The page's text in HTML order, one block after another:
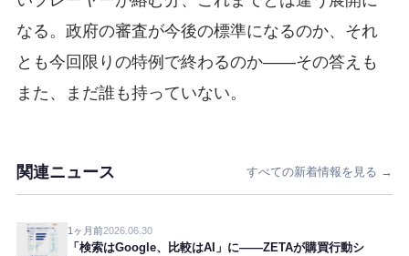
なる。政府の審査が今後の標準になるのか、それ
とも今回限りの特例で終わるのか——その答えも
また、まだ誰も持っていない。
関連ニュース すべての新着情報を見る →
1ヶ月前2026.06.30
「検索はGoogle、比較はAI」に——ZETAが購買行動シ